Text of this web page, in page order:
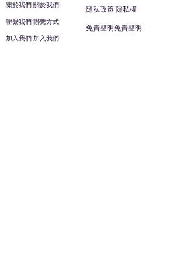
聯繫我們 聯繫方式
加入我們 加入我們
關於我們 關於我們
免責聲明免責聲明
隱私政策 隱私權